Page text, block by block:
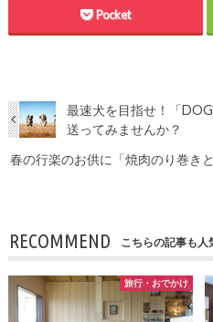
Pocket
最速犬を目指せ！「
送ってみませんか？
春の行楽のお供に「焼肉のり巻き
RECOMMEND こちらの記事も人
旅行・おでかけ